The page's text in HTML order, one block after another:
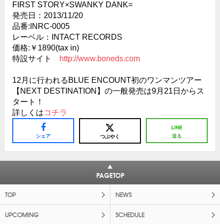
FIRST STORY×SWANKY DANK=
発売日：2013/11/20
品番:INRC-0005
レーベル：INTACT RECORDS
価格:￥1890(tax in)
特設サイト
http://www.boneds.com
12月に行われるBLUE ENCOUNT初のワンマンツアー
【NEXT DESTINATION】の一般発売は9月21日からス
タート！
詳しくはコチラ
シェア つぶやく 送る
PAGETOP
TOP NEWS
UPCOMING SCHEDULE